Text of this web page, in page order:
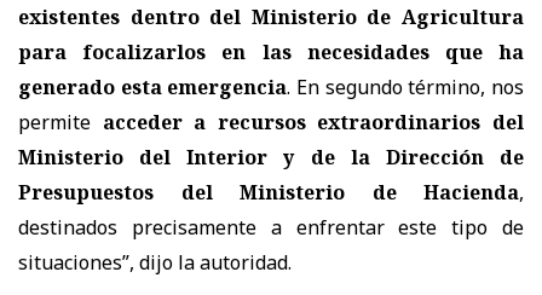
existentes dentro del Ministerio de Agricultura
para focalizarlos en las necesidades que ha
generado esta emergencia. En segundo término, nos
permite acceder a recursos extraordinarios del
Ministerio del Interior y de la Dirección de
Presupuestos del Ministerio de Hacienda,
destinados precisamente a enfrentar este tipo de
situaciones”, dijo la autoridad.